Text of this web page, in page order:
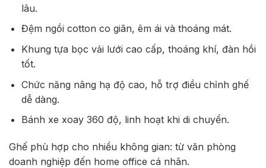
lâu.
Đệm ngồi cotton co giãn, êm ái và thoáng mát.
Khung tựa bọc vải lưới cao cấp, thoáng khí, đàn hồi
tốt.
Chức năng nâng hạ độ cao, hỗ trợ điều chỉnh ghế
dễ dàng.
Bánh xe xoay 360 độ, linh hoạt khi di chuyển.
Ghế phù hợp cho nhiều không gian: từ văn phòng
doanh nghiệp đến home office cá nhân.